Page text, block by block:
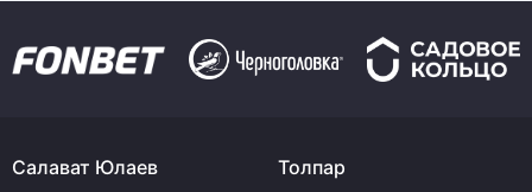
Салават Юлаев Толпар